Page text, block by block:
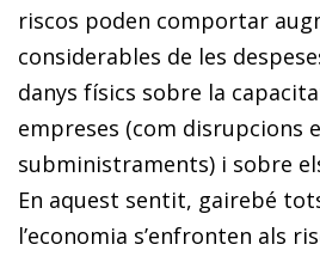
riscos poden comportar
considerables de les
danys físics sobre la
empreses (com disrupcions
subministraments) i sobre
En aquest sentit, gairebé
l’economia s’enfronten als